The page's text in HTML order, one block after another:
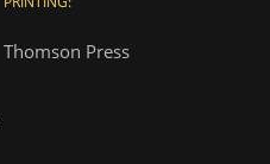
Thomson Press